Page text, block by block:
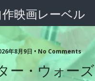
作映画レーベル
年8月9日 • No Comments
ー・ウォーズ